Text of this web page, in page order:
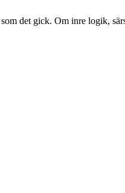
det gick. Om inre logik,